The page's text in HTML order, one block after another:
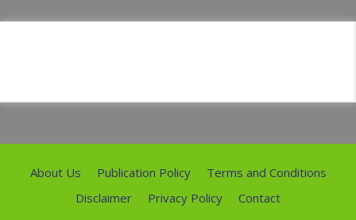
About Us Publication Policy
Terms and Conditions
Disclaimer
Privacy Policy
Contact